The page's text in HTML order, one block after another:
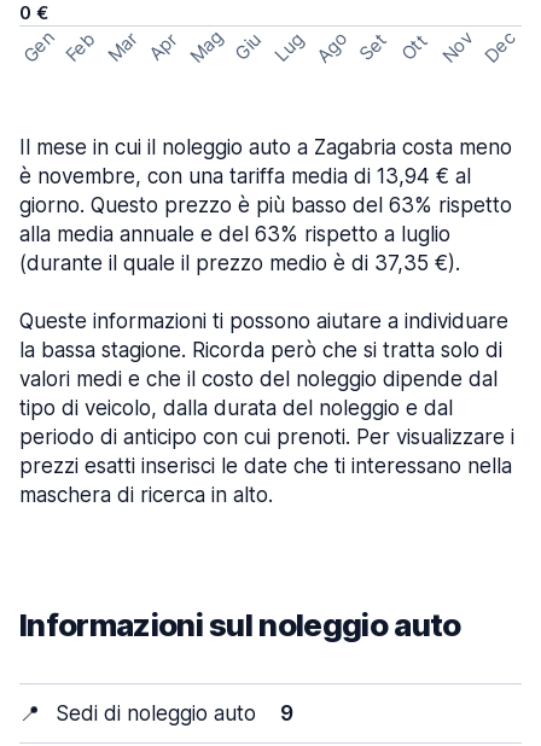
0 €
Gen Feb Mar Apr Mag Giu Lug Ago Set Ott Nov Dec
Il mese in cui il noleggio auto a Zagabria costa meno
è novembre, con una tariffa media di 13,94 € al
giorno. Questo prezzo è più basso del 63% rispetto
alla media annuale e del 63% rispetto a luglio
(durante il quale il prezzo medio è di 37,35 €).
Queste informazioni ti possono aiutare a individuare
la bassa stagione. Ricorda però che si tratta solo di
valori medi e che il costo del noleggio dipende dal
tipo di veicolo, dalla durata del noleggio e dal
periodo di anticipo con cui prenoti. Per visualizzare i
prezzi esatti inserisci le date che ti interessano nella
maschera di ricerca in alto.
Informazioni sul noleggio auto
📍 Sedi di noleggio auto 9